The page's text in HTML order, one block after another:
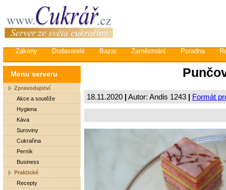
Zákony Dodavatelé Bazar Zaměstnání Poradna
Menu serveru
Zpravodajství
Akce a soutěže
Hygiena
Káva
Suroviny
Cukrařina
Perník
Business
Praktické
Recepty
18.11.2020 | Autor: Andis 1243 | Formát